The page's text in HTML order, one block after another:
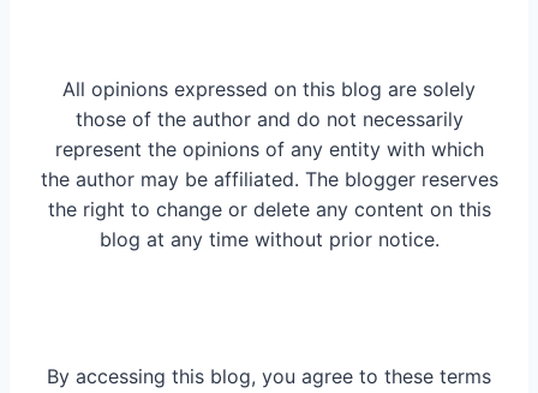
All opinions expressed on this blog are solely
those of the author and do not necessarily
represent the opinions of any entity with which
the author may be affiliated. The blogger reserves
the right to change or delete any content on this
blog at any time without prior notice.
By accessing this blog, you agree to these terms